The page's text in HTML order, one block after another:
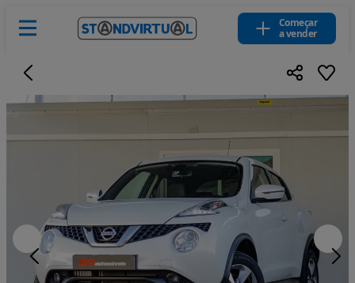
Começar
a vender